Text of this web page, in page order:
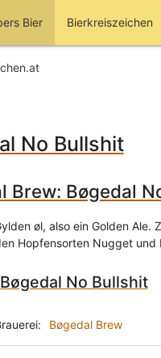
Bier Bierkreiszeichen
No Bullshit
Brew: Bøgedal
øl, also ein Golden Ale.
Hopfensorten Nugget und
No Bullshit
Bøgedal Brew